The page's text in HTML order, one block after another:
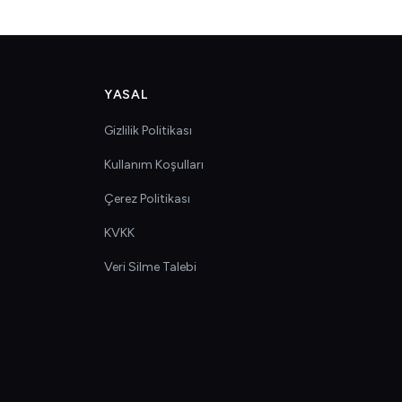
YASAL
Gizlilik Politikası
Kullanım Koşulları
Çerez Politikası
KVKK
Veri Silme Talebi